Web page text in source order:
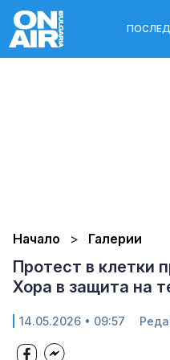
Начало Галерии
Протест в клетки
Хора в защита на
14.05.2026 • 09:57